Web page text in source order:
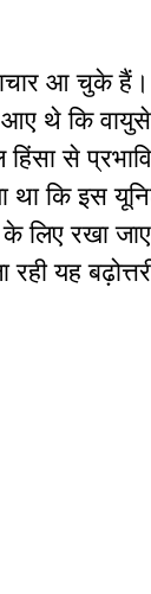
आ चुके
आए थे कि
से
था कि इस
लिए रखा
यह